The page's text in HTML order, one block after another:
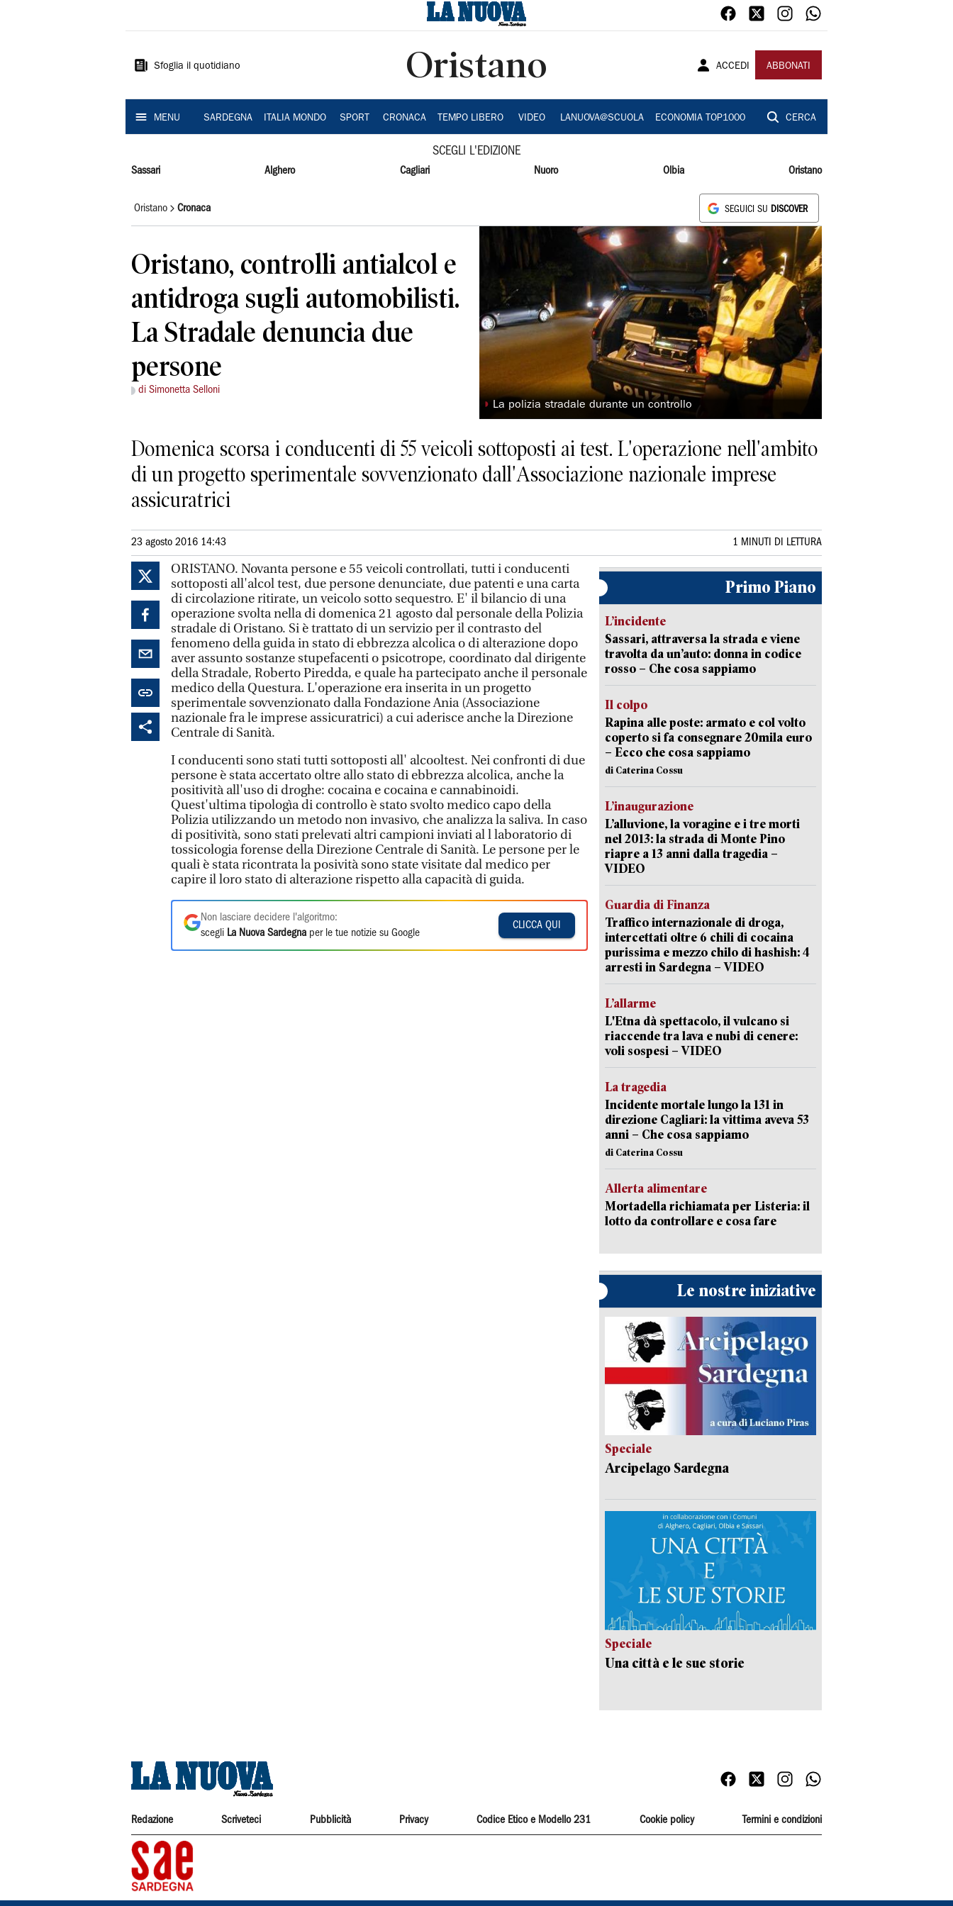
Sardegna
Sfoglia il quotidiano Oristano ACCEDI ABBONATI
MENU SARDEGNA ITALIA MONDO SPORT CRONACA TEMPO LIBERO VIDEO LANUOVA@SCUOLA ECONOMIA TOP1000 CERCA
SCEGLI L'EDIZIONE
Sassari Alghero Cagliari Nuoro Olbia Oristano
Oristano Cronaca SEGUICI SU DISCOVER
Oristano, controlli antialcol e
antidroga sugli automobilisti.
La Stradale denuncia due
persone
di Simonetta Selloni
◗ La polizia stradale durante un controllo
Domenica scorsa i conducenti di 55 veicoli sottoposti ai test. L'operazione nell'ambito
di un progetto sperimentale sovvenzionato dall'Associazione nazionale imprese
assicuratrici
23 agosto 2016 14:43 1 MINUTI DI LETTURA
ORISTANO. Novanta persone e 55 veicoli controllati, tutti i conducenti
sottoposti all'alcol test, due persone denunciate, due patenti e una carta
di circolazione ritirate, un veicolo sotto sequestro. E' il bilancio di una
operazione svolta nella di domenica 21 agosto dal personale della Polizia
stradale di Oristano. Si è trattato di un servizio per il contrasto del
fenomeno della guida in stato di ebbrezza alcolica o di alterazione dopo
aver assunto sostanze stupefacenti o psicotrope, coordinato dal dirigente
della Stradale, Roberto Piredda, e quale ha partecipato anche il personale
medico della Questura. L'operazione era inserita in un progetto
sperimentale sovvenzionato dalla Fondazione Ania (Associazione
nazionale fra le imprese assicuratrici) a cui aderisce anche la Direzione
Centrale di Sanità.
I conducenti sono stati tutti sottoposti all' alcooltest. Nei confronti di due
persone è stata accertato oltre allo stato di ebbrezza alcolica, anche la
positività all'uso di droghe: cocaina e cocaina e cannabinoidi.
Quest'ultima tipologìa di controllo è stato svolto medico capo della
Polizia utilizzando un metodo non invasivo, che analizza la saliva. In caso
di positività, sono stati prelevati altri campioni inviati al l laboratorio di
tossicologia forense della Direzione Centrale di Sanità. Le persone per le
quali è stata ricontrata la posività sono state visitate dal medico per
capire il loro stato di alterazione rispetto alla capacità di guida.
Non lasciare decidere l'algoritmo:
scegli La Nuova Sardegna per le tue notizie su Google
CLICCA QUI
Primo Piano
L’incidente
Sassari, attraversa la strada e viene
travolta da un’auto: donna in codice
rosso – Che cosa sappiamo
Il colpo
Rapina alle poste: armato e col volto
coperto si fa consegnare 20mila euro
– Ecco che cosa sappiamo
di Caterina Cossu
L’inaugurazione
L’alluvione, la voragine e i tre morti
nel 2013: la strada di Monte Pino
riapre a 13 anni dalla tragedia –
VIDEO
Guardia di Finanza
Traffico internazionale di droga,
intercettati oltre 6 chili di cocaina
purissima e mezzo chilo di hashish: 4
arresti in Sardegna – VIDEO
L’allarme
L'Etna dà spettacolo, il vulcano si
riaccende tra lava e nubi di cenere:
voli sospesi – VIDEO
La tragedia
Incidente mortale lungo la 131 in
direzione Cagliari: la vittima aveva 53
anni – Che cosa sappiamo
di Caterina Cossu
Allerta alimentare
Mortadella richiamata per Listeria: il
lotto da controllare e cosa fare
Le nostre iniziative
Speciale
Arcipelago Sardegna
Speciale
Una città e le sue storie
Redazione Scriveteci Pubblicità Privacy Codice Etico e Modello 231 Cookie policy Termini e condizioni